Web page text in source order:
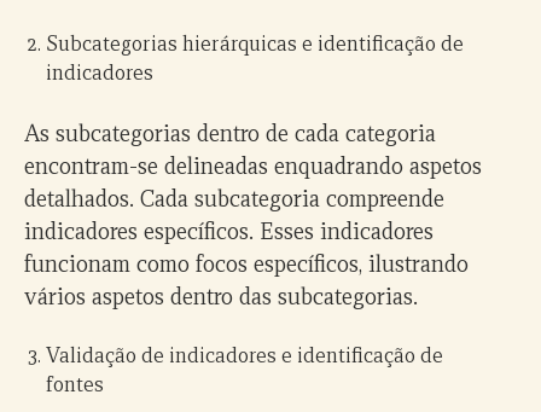
Subcategorias hierárquicas e identificação de
indicadores
As subcategorias dentro de cada categoria
encontram-se delineadas enquadrando aspetos
detalhados. Cada subcategoria compreende
indicadores específicos. Esses indicadores
funcionam como focos específicos, ilustrando
vários aspetos dentro das subcategorias.
Validação de indicadores e identificação de
fontes